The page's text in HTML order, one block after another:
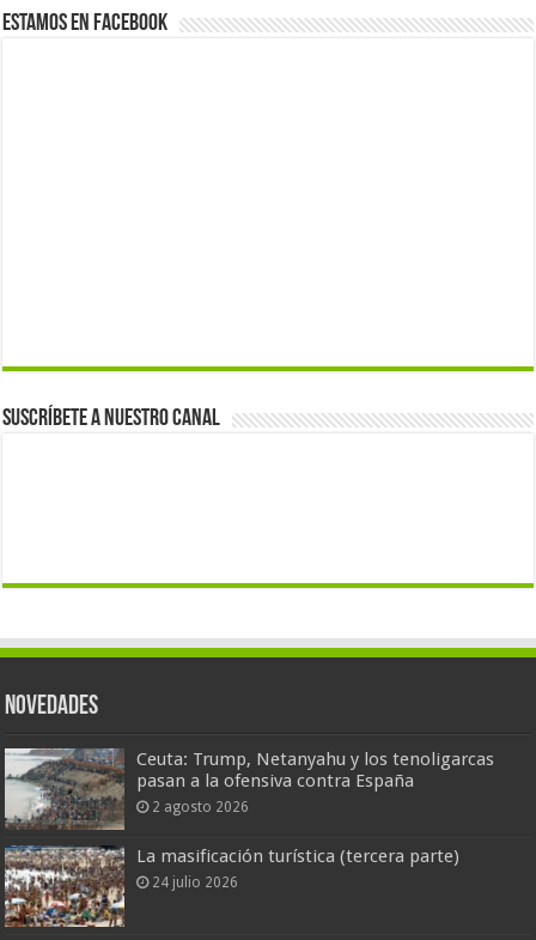
Estamos en Facebook
Suscríbete a nuestro canal
Novedades
Ceuta: Trump, Netanyahu y los tenoligarcas
pasan a la ofensiva contra España
2 agosto 2026
La masificación turística (tercera parte)
24 julio 2026